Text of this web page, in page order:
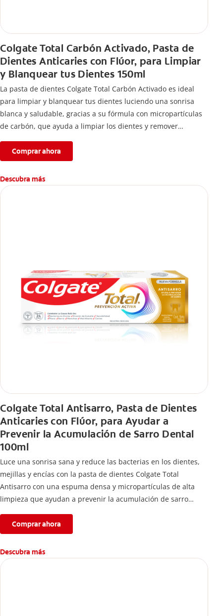
Colgate Total Carbón Activado, Pasta de
Dientes Anticaries con Flúor, para Limpiar
y Blanquear tus Dientes 150ml
La pasta de dientes Colgate Total Carbón Activado es ideal
para limpiar y blanquear tus dientes luciendo una sonrisa
blanca y saludable, gracias a su fórmula con micropartículas
de carbón, que ayuda a limpiar los dientes y remover
Comprar ahora
Descubra más
Colgate Total Antisarro, Pasta de Dientes
Anticaries con Flúor, para Ayudar a
Prevenir la Acumulación de Sarro Dental
100ml
Luce una sonrisa sana y reduce las bacterias en los dientes,
mejillas y encías con la pasta de dientes Colgate Total
Antisarro con una espuma densa y micropartículas de alta
limpieza que ayudan a prevenir la acumulación de sarro
Comprar ahora
Descubra más